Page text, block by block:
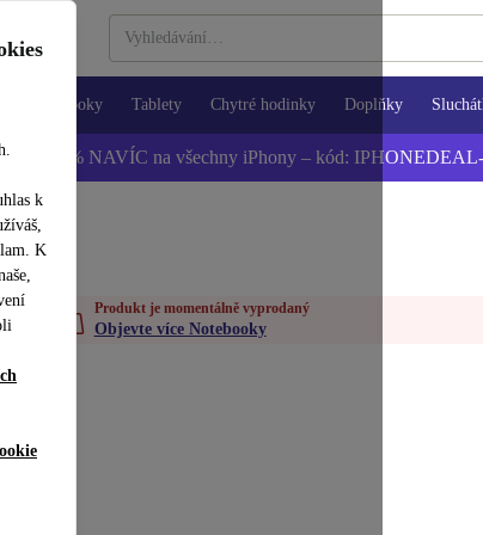
k
K
Notebooky Tablety Chytré hodinky Doplňky
📱 -5 % NAVÍC na všechny iPhony – kód: IPHONEDEAL-
Produkt je momentálně vyprodaný
Objevte více Notebooky